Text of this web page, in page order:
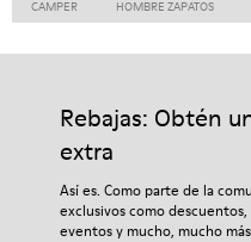
CAMPER HOMBRE ZAPATOS
Rebajas: Obtén
extra
Así es. Como parte de la
exclusivos como
eventos y mucho, mucho